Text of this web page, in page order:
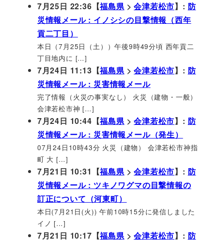
7月25日 22:36【福島県>会津若松市】: 防
災情報メール : イノシシの目撃情報（西年
貢二丁目）
本日（7月25日（土））午後9時49分頃 西年貢二
丁目地内に […]
7月24日 11:13【福島県>会津若松市】: 防
災情報メール : 災害情報メール
完了情報（火災の事実なし） 火災（建物・一般）
会津若松市神 […]
7月24日 10:44【福島県>会津若松市】: 防
災情報メール : 災害情報メール（発生）
07月24日10時43分 火災（建物） 会津若松市神指
町 大 […]
7月21日 10:31【福島県>会津若松市】: 防
災情報メール : ツキノワグマの目撃情報の
訂正について（河東町）
本日(7月21日(火)) 午前10時15分に発信しました
イノ […]
7月21日 10:17【福島県>会津若松市】: 防